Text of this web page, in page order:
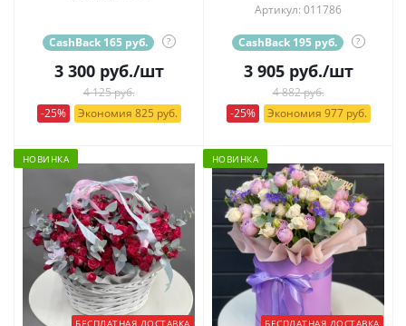
CashBack 165 руб. ?
3 300руб./шт
4 125 руб.
-25%
Экономия 825 руб.
Артикул: 011786
CashBack 195 руб. ?
3 905руб./шт
4 882 руб.
-25%
Экономия 977 руб.
НОВИНКА
БЕСПЛАТНАЯ ДОСТАВКА
НОВИНКА
БЕСПЛАТНАЯ ДОСТАВКА